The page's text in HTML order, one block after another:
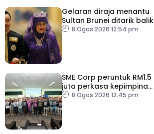
Gelaran diraja menantu
Sultan Brunei ditarik balik
8 Ogos 2026 12:54 pm
SME Corp peruntuk RM1.5
juta perkasa kepimpinan
90 PMKS
8 Ogos 2026 12:45 pm